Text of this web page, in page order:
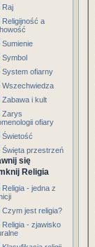
Raj
Religijność a
Sumienie
Symbol
System ofiarny
Wszechwiedza
Zabawa i kult
Zarys
ofiary
Świetość
Święta przestrzeń
Religia
Religia - jedna z
Czym jest religia?
Religia - zjawisko